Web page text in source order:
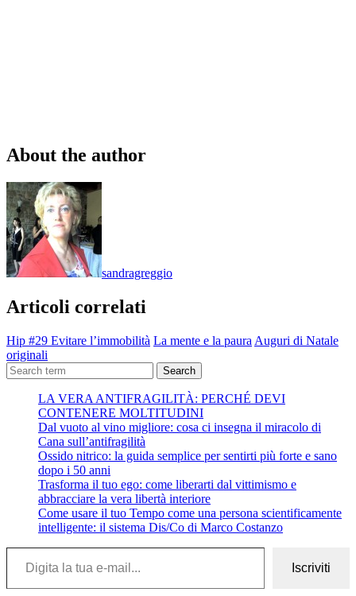
About the author
sandragreggio
Articoli correlati
Hip #29 Evitare l’immobilità La mente e la paura Auguri di Natale
originali
Search
LA VERA ANTIFRAGILITÀ: PERCHÉ DEVI
CONTENERE MOLTITUDINI
Dal vuoto al vino migliore: cosa ci insegna il miracolo di
Cana sull’antifragilità
Ossido nitrico: la guida semplice per sentirti più forte e sano
dopo i 50 anni
Trasforma il tuo ego: come liberarti dal vittimismo e
abbracciare la vera libertà interiore
Come usare il tuo Tempo come una persona scientificamente
intelligente: il sistema Dis/Co di Marco Costanzo
Digita la tua e-mail...
Iscriviti